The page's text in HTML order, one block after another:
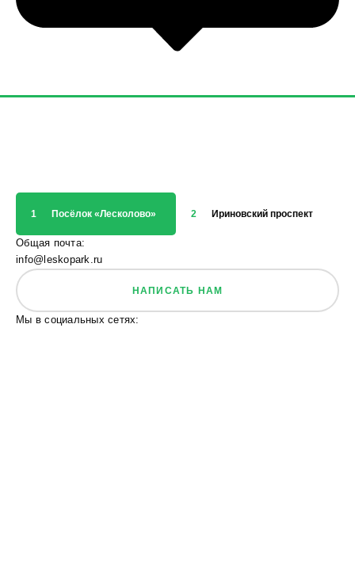
1 Посёлок «Лесколово» 2 Ириновский проспект
Общая почта:
info@leskopark.ru
НАПИСАТЬ НАМ
Мы в социальных сетях: